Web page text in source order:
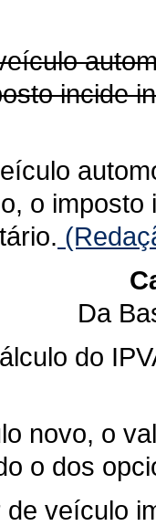
incide
o
Da
do
novo, o
o dos
veículo